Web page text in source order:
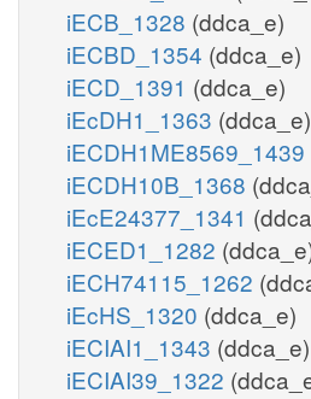
iECB_1328 (ddca_e)
iECBD_1354 (ddca_e)
iECD_1391 (ddca_e)
iEcDH1_1363 (ddca_e)
iECDH1ME8569_1439
iECDH10B_1368
iEcE24377_1341
iECED1_1282
iECH74115_1262
iEcHS_1320 (ddca_e)
iECIAI1_1343 (ddca_e)
iECIAI39_1322